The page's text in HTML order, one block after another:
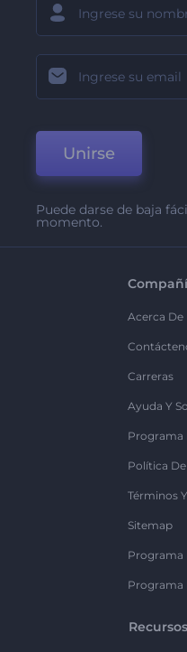
Unirse
Puede darse de baja
momento.
Acerca De
Carreras
Ayuda Y
Programa
Política
Términos
Sitemap
Programa
Programa
Recursos